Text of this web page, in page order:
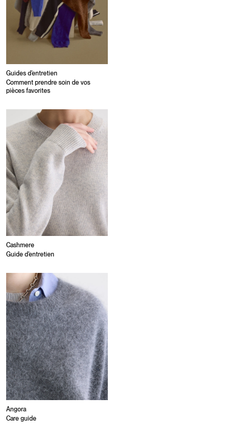
Guides d'entretien
Comment prendre soin de vos
pièces favorites
Cashmere
Guide d'entretien
Angora
Care guide